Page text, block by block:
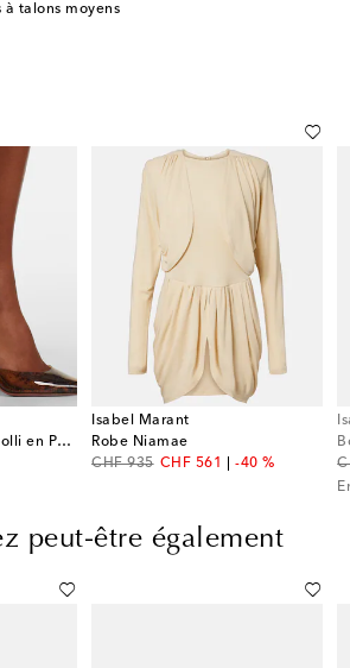
à talons moyens
Escarpins slingback Holli en PVC
Isabel Marant
Robe Niamae
CHF 935
original priceCHF 561
discount price
-40 %
peut-être également